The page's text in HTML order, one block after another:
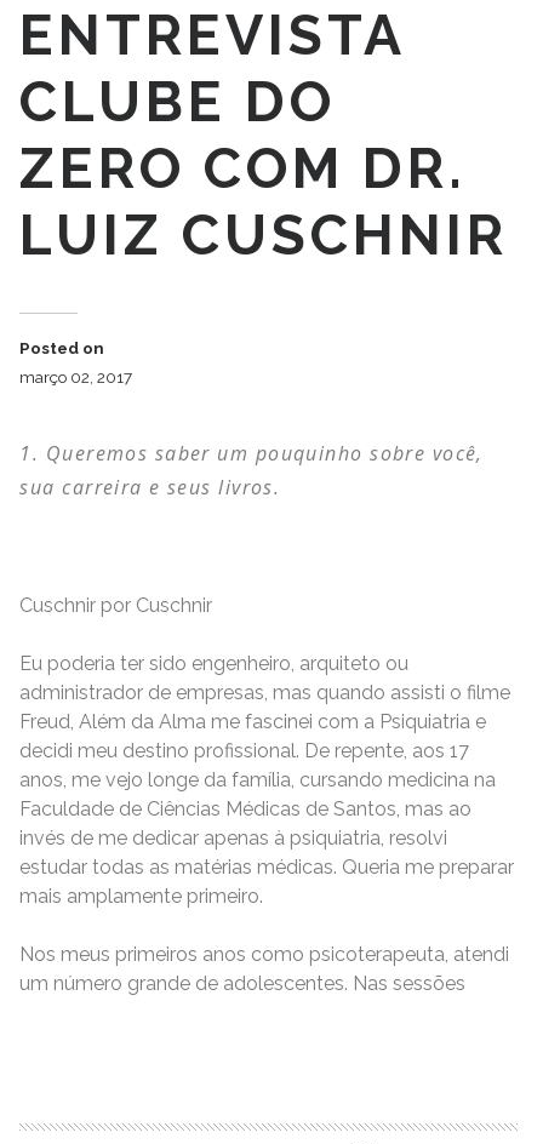
ENTREVISTA
CLUBE DO
ZERO COM DR.
LUIZ CUSCHNIR
Posted on
março 02, 2017
Queremos saber um pouquinho sobre você,
sua carreira e seus livros.
Cuschnir por Cuschnir
Eu poderia ter sido engenheiro, arquiteto ou
administrador de empresas, mas quando assisti o filme
Freud, Além da Alma me fascinei com a Psiquiatria e
decidi meu destino profissional. De repente, aos 17
anos, me vejo longe da família, cursando medicina na
Faculdade de Ciências Médicas de Santos, mas ao
invés de me dedicar apenas à psiquiatria, resolvi
estudar todas as matérias médicas. Queria me preparar
mais amplamente primeiro.
Nos meus primeiros anos como psicoterapeuta, atendi
um número grande de adolescentes. Nas sessões